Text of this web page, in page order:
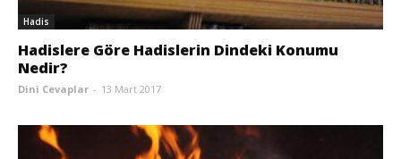
Hadis
Hadislere Göre Hadislerin Dindeki Konumu
Nedir?
Dini Cevaplar - 13 Mart 2017